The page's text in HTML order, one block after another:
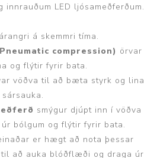
innrauðum LED ljósameðferðum.
á skemmri tíma.
compression) örvar
og flýtir fyrir bata.
vöðva til að bæta styrk og lina
sársauka.
smýgur djúpt inn í vöðva
bólgum og flýtir fyrir bata.
er hægt að nota þessar
að auka blóðflæði og draga úr